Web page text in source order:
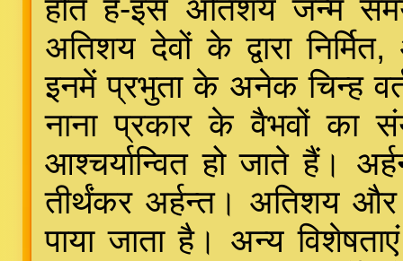
होते हैं-इस अतिशय जन्म
अतिशय देवों के द्वारा
इनमें प्रभुता के अनेक चिन्ह
नाना प्रकार के वैभवों का
आश्चर्यान्वित हो जाते हैं।
तीर्थंकर अर्हन्त। अतिशय और
पाया जाता है। अन्य